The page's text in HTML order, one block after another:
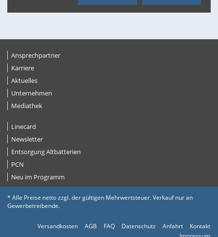
Ansprechpartner
Karriere
Aktuelles
Unternehmen
Mediathek
Linecard
Newsletter
Entsorgung Altbatterien
PCN
Neu im Programm
* Alle Preise netto zzgl. der gültigen Mehrwertsteuer. Verkauf nur an
Gewerbetreibende.
Versandkosten AGB FAQ Datenschutz Anfahrt
Kontakt